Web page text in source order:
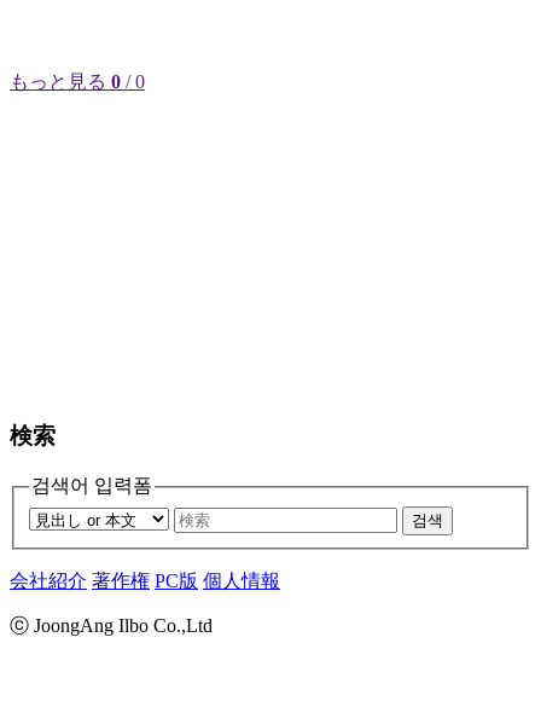
もっと見る 0 / 0
検索
검색어 입력폼
검색
会社紹介 著作権 PC版 個人情報
ⓒ JoongAng Ilbo Co.,Ltd